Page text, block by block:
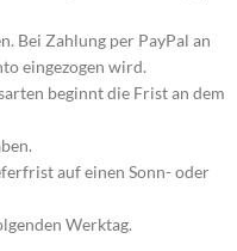
Bei Zahlung per PayPal an
eingezogen wird.
beginnt die Frist an dem
auf einen Sonn- oder
Werktag.